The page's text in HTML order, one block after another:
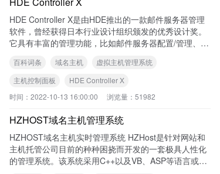
HDE Controller X是由HDE推出的一款邮件服务器管理
软件，曾经获得日本行业设计组织颁发的优秀设计奖。
它具有丰富的管理功能，比如邮件服务器配置/管理、邮
欺诈邮件等侵扰。自1995年HDE开发该软件以来，在日
本以及卖出了超过50,000个许可证。
百科词条 域名主机
虚拟主机管理系统
主机控制面板
HDE Controller X
时间： 2022-10-13 16:00:00 浏览量： 51982
HZHOST域名主机管理系统
HZHOST域名主机实时管理系统 HZHost是针对网站和
主机托管公司目前的种种困挠而开发的一套极具人性化
的管理系统。该系统采用C++以及VB、ASP等语言或脚